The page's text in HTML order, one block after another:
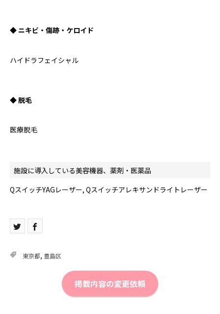
◆ ニキビ・傷跡・ケロイド
ハイドラフェイシャル
◆ 脱毛
医療脱毛
施設に導入している美容機器、薬剤・医薬品
QスイッチYAGレーザー, Qスイッチアレキサンドライトレーザー
東京都, 豊島区
掲載内容の変更依頼